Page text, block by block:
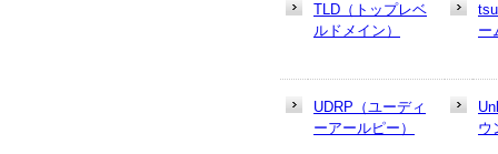
TLD（トップレベ
ルドメイン）
ー
UDRP（ユーディ
ーアールピー）
ウ